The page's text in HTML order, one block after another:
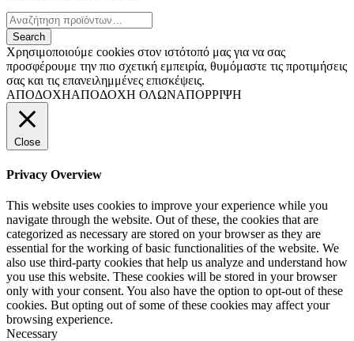
Χρησιμοποιούμε cookies στον ιστότοπό μας για να σας
προσφέρουμε την πιο σχετική εμπειρία, θυμόμαστε τις προτιμήσεις
σας και τις επανειλημμένες επισκέψεις.
ΑΠΟΔΟΧΗΑΠΟΔΟΧΗ ΟΛΩΝΑΠΟΡΡΙΨΗ
Close
Privacy Overview
This website uses cookies to improve your experience while you
navigate through the website. Out of these, the cookies that are
categorized as necessary are stored on your browser as they are
essential for the working of basic functionalities of the website. We
also use third-party cookies that help us analyze and understand how
you use this website. These cookies will be stored in your browser
only with your consent. You also have the option to opt-out of these
cookies. But opting out of some of these cookies may affect your
browsing experience.
Necessary